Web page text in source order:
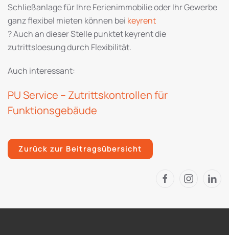
Schließanlage für Ihre Ferienimmobilie oder Ihr Gewerbe
ganz flexibel mieten können bei keyrent
? Auch an dieser Stelle punktet keyrent die
zutrittsloesung durch Flexibilität.
Auch interessant:
PU Service – Zutrittskontrollen für
Funktionsgebäude
Zurück zur Beitragsübersicht